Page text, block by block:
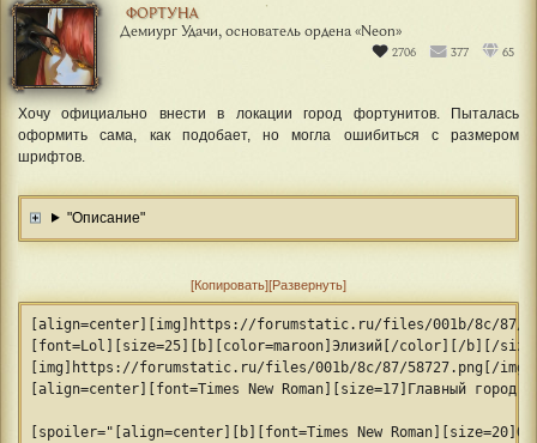
ФОРТУНА
Демиург Удачи, основатель ордена «‎Neon»
2706 377 65
Хочу официально внести в локации город фортунитов. Пыталась
оформить сама, как подобает, но могла ошибиться с размером
шрифтов.
"Описание"
Копировать Развернуть
[align=center][img]https://forumstatic.ru/files/001b/8c/87/
[font=Lol][size=25][b][color=maroon]Элизий[/color][/b][/
[img]https://forumstatic.ru/files/001b/8c/87/58727.png[/
[align=center][font=Times New Roman][size=17]Главный город
[spoiler="[align=center][b][font=Times New